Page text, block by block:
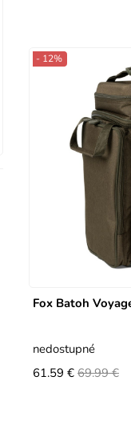
Fox Batoh
- 12%
nedostupné
61.59 € 69.99 €